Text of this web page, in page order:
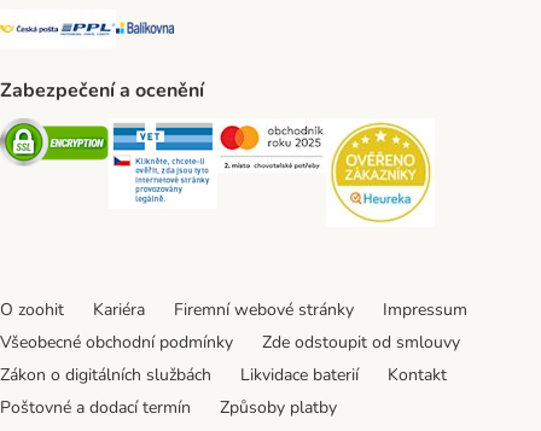
Česká pošta Shipping Method
PPL Shipping Method
Balíkovna Shipping Method
Zabezpečení a ocenění
Security Security Security
O zoohit Kariéra Firemní webové stránky
Impressum
Všeobecné obchodní podmínky
Zde odstoupit od smlouvy
Zákon o digitálních službách
Likvidace baterií
Kontakt
Poštovné a dodací termín
Způsoby platby